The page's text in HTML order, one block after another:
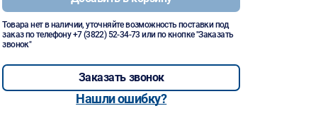
Товара нет в наличии, уточняйте возможность поставки под
заказ по телефону+7 (3822) 52-34-73 или по кнопке "Заказать
звонок"
Заказать звонок
Нашли ошибку?